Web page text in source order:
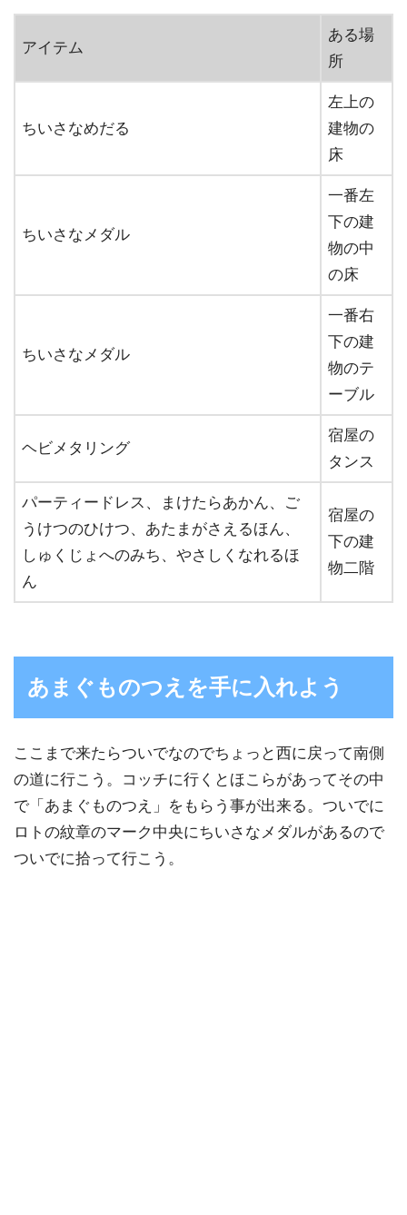
アイテム
ある場
所
ちいさなめだる
左上の
建物の
床
ちいさなメダル
一番左
下の建
物の中
の床
ちいさなメダル
一番右
下の建
物のテ
ーブル
ヘビメタリング
宿屋の
タンス
パーティードレス、まけたらあかん、ご
うけつのひけつ、あたまがさえるほん、
しゅくじょへのみち、やさしくなれるほ
ん
宿屋の
下の建
物二階
あまぐものつえを手に入れよう
ここまで来たらついでなのでちょっと西に戻って南側
の道に行こう。コッチに行くとほこらがあってその中
で「あまぐものつえ」をもらう事が出来る。ついでに
ロトの紋章のマーク中央にちいさなメダルがあるので
ついでに拾って行こう。